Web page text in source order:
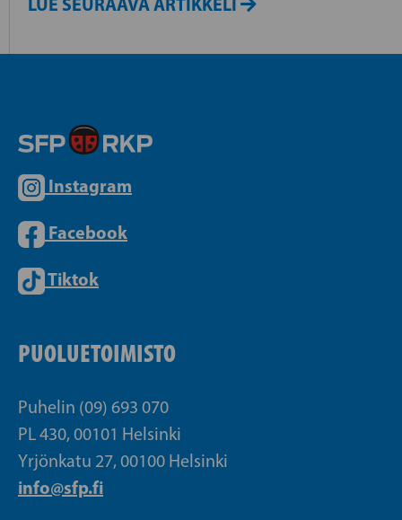
Instagram
Facebook
Tiktok
PUOLUETOIMISTO
Puhelin (09) 693 070
PL 430, 00101 Helsinki
Yrjönkatu 27, 00100 Helsinki
info@sfp.fi